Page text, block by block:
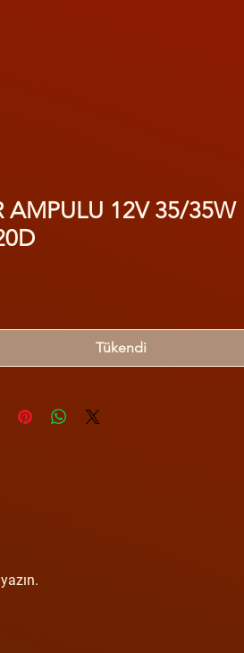
AMPULU 12V 35/35W
Tükendi